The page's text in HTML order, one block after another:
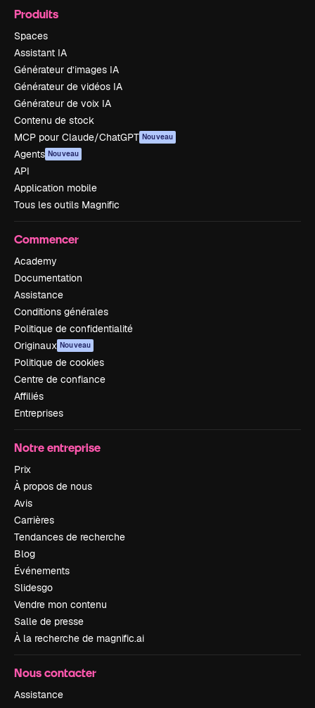
Produits
Spaces
Assistant IA
Générateur d’images IA
Générateur de vidéos IA
Générateur de voix IA
Contenu de stock
MCP pour Claude/ChatGPT Nouveau
Agents Nouveau
API
Application mobile
Tous les outils Magnific
Commencer
Academy
Documentation
Assistance
Conditions générales
Politique de confidentialité
Originaux Nouveau
Politique de cookies
Centre de confiance
Affiliés
Entreprises
Notre entreprise
Prix
À propos de nous
Avis
Carrières
Tendances de recherche
Blog
Événements
Slidesgo
Vendre mon contenu
Salle de presse
À la recherche de magnific.ai
Nous contacter
Assistance